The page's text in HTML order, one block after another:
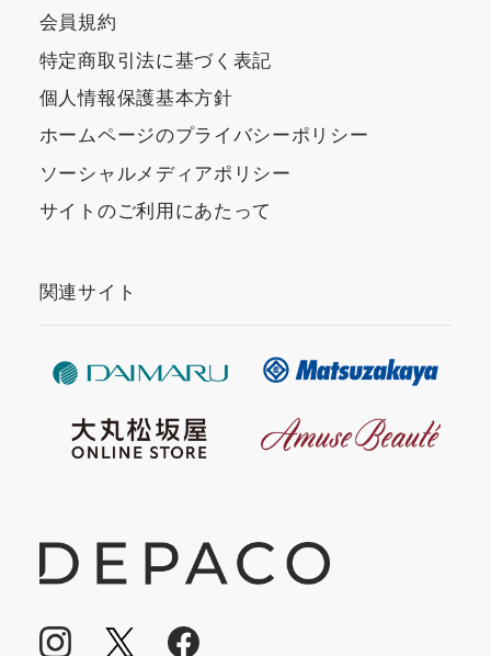
会員規約
特定商取引法に基づく表記
個人情報保護基本方針
ホームページのプライバシーポリシー
ソーシャルメディアポリシー
サイトのご利用にあたって
関連サイト